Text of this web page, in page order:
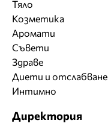
Тяло
Козметика
Аромати
Съвети
Здраве
Диети и отслабване
Интимно
Директория